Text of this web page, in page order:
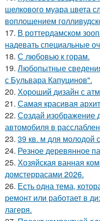
шелкового муара цвета
воплощением
17. В роттердамском
надевать специальные
18. С любовью к горам.
19. Любопытные
с Бульвара Капуцинов".
20. Хороший дизайн с
21. Самая красивая
22. Создай изображение
автомобиля в
23. 39 кв. м для молодой
24. Резное деревянное
25. Хозяйская ванная
домстеррасами 2026.
26. Есть одна тема,
ремонт или работает в
лагеря.